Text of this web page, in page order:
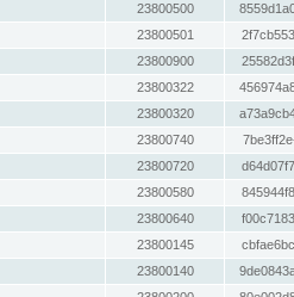
23800500
23800501
23800900
23800322
23800320
23800740
23800720
23800580
23800640
23800145
23800140